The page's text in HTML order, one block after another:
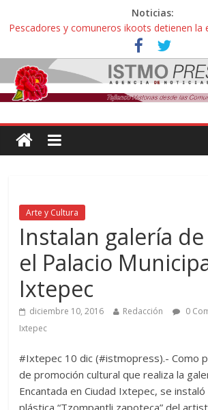
Noticias:
Alertan pescadores de Juchitán, Oaxaca de
territorio para construir un parque eólico
Pescadores y comuneros ikoots detienen la
material pétreo de gravera Oyamel
Un nuevo derrame de hidrocarburo afecta a
ahora pescadores de Salinas del Marqués
Ángel, el joven autista expulsado por la
Ixtepec, Oaxaca vuelve a las aulas tras
Familiares de periodista Alejandro Leyva se
Arte y Cultura
Instalan galería
el Palacio
Ixtepec
diciembre 10, 2016 Redacción
0
Ixtepec
#Ixtepec 10 dic (#istmopress).- Como
de promoción cultural que realiza la
Encantada en Ciudad Ixtepec, se
plástica “Tzompantli zapoteca” del